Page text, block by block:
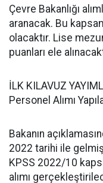
Çevre Bakanlığı
aranacak. Bu
olacaktır. Lise
puanları ele
İLK KILAVUZ
Personel Alımı
Bakanın
2022 tarihi ile gelmiş
KPSS 2022/10
alımı